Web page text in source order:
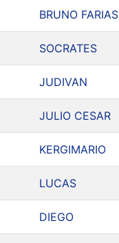
BRUNO FARIAS
SOCRATES
JUDIVAN
JULIO CESAR
KERGIMARIO
LUCAS
DIEGO